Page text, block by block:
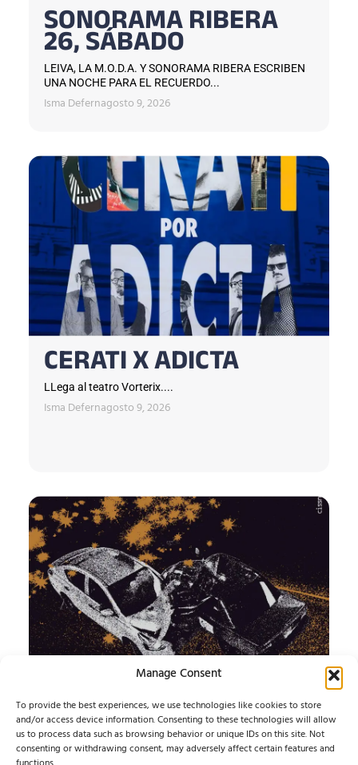
Manage Consent
To provide the best experiences, we use technologies like cookies to store
and/or access device information. Consenting to these technologies will allow
us to process data such as browsing behavior or unique IDs on this site. Not
consenting or withdrawing consent, may adversely affect certain features and
SONORAMA RIBERA
26, SÁBADO
LEIVA, LA M.O.D.A. Y SONORAMA RIBERA ESCRIBEN
UNA NOCHE PARA EL RECUERDO...
Isma Defernagosto 9, 2026
CERATI X ADICTA
LLega al teatro Vorterix....
Isma Defernagosto 9, 2026
CISSNÉ y ADIÓS
COMETA
Presentan un split que conecta Costa Rica y Japón a